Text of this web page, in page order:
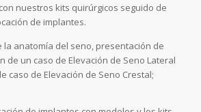
nuestros kits quirúrgicos seguido de
de implantes.
la anatomía del seno, presentación de
de un caso de Elevación de Seno Lateral
caso de Elevación de Seno Crestal;